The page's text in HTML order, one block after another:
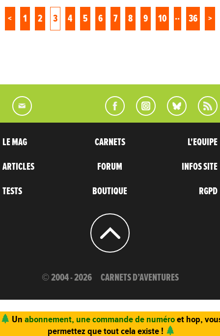
< 1 2 3 4 5 6 7 8 9 10 .. 36 >
LE MAG
ARTICLES
TESTS
CARNETS
FORUM
BOUTIQUE
L'EQUIPE
INFOS SITE
RGPD
© 2004 - 2026 CARNETS D’AVENTURES
Un abonnement, une commande de numéroet hop,
permettez que tout cela existe !